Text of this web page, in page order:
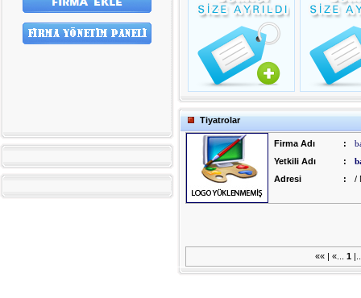
Tiyatrolar
Firma Adı :
Yetkili Adı
:
Adresi
: /
«« | «... 1